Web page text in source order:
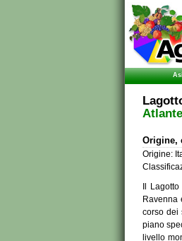
Origine,
Origine:
Il
Ravenna
corso dei
piano
livello